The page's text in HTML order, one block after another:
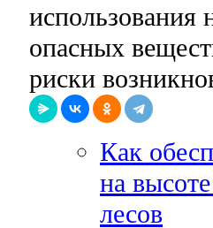
использования
опасных
риски
Как
на
лесов